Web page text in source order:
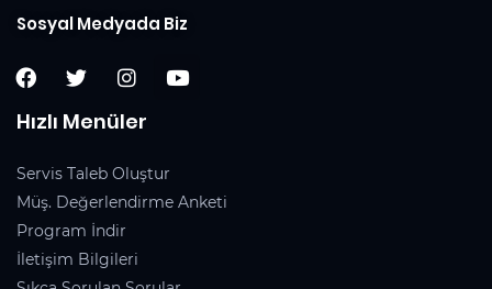
Sosyal Medyada Biz
Hızlı Menüler
Servis Taleb Oluştur
Müş. Değerlendirme Anketi
Program İndir
İletişim Bilgileri